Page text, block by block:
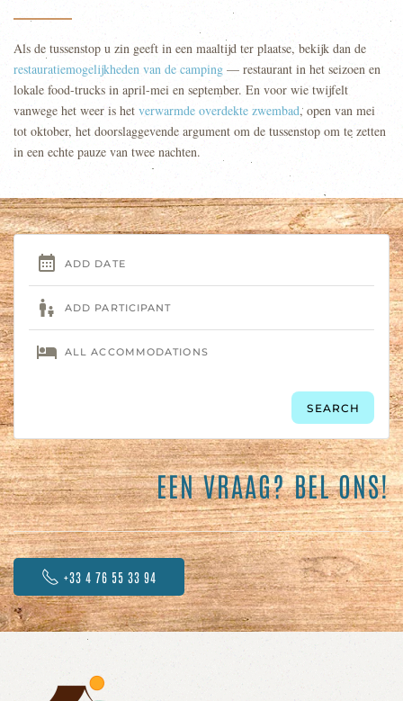
Als de tussenstop u zin geeft in een maaltijd ter plaatse, bekijk dan de
restauratiemogelijkheden van de camping — restaurant in het seizoen en
lokale food-trucks in april-mei en september. En voor wie twijfelt
vanwege het weer is het verwarmde overdekte zwembad, open van mei
tot oktober, het doorslaggevende argument om de tussenstop om te zetten
in een echte pauze van twee nachten.
EEN VRAAG? BEL ONS!
+33 4 76 55 33 94